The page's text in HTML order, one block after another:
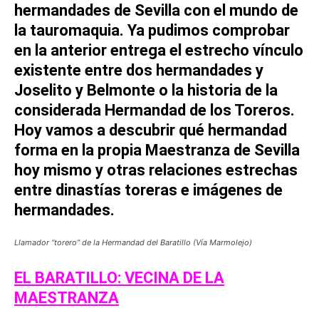
hermandades de Sevilla con el mundo de
la tauromaquia. Ya pudimos comprobar
en la anterior entrega el estrecho vínculo
existente entre dos hermandades y
Joselito y Belmonte o la historia de la
considerada Hermandad de los Toreros.
Hoy vamos a descubrir qué hermandad
forma en la propia Maestranza de Sevilla
hoy mismo y otras relaciones estrechas
entre dinastías toreras e imágenes de
hermandades.
Llamador “torero” de la Hermandad del Baratillo (Vía Marmolejo)
EL BARATILLO: VECINA DE LA
MAESTRANZA